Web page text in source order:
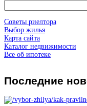
Советы риелтора
Выбор жилья
Карта сайта
Каталог недвижимости
Все об ипотеке
Последние